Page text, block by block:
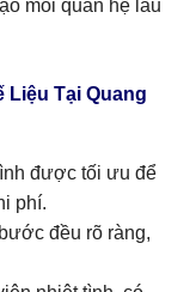
mối quan hệ lâu
Liệu Tại Quang
được tối ưu để
phí.
đều rõ ràng,